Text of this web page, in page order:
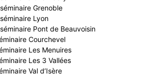
Grenoble
Lyon
Pont de Beauvoisin
Courchevel
Les Menuires
Les 3 Vallées
Val d’Isère